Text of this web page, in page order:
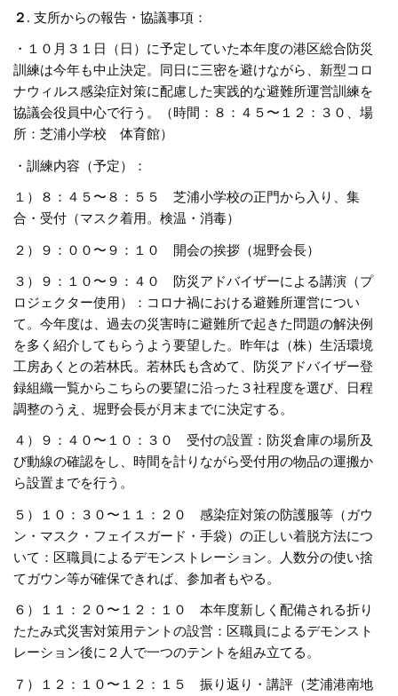
２ . 支所からの報告・協議事項：
・１０月３１日（日）に予定していた本年度の港区総合防災
訓練は今年も中止決定。同日に三密を避けながら、新型コロ
ナウィルス感染症対策に配慮した実践的な避難所運営訓練を
協議会役員中心で行う。（時間：８：４５〜１２：３０、場
所：芝浦小学校 体育館）
・訓練内容（予定）：
１）８：４５〜８：５５ 芝浦小学校の正門から入り、集
合・受付（マスク着用。検温・消毒）
２）９：００〜９：１０ 開会の挨拶（堀野会長）
３）９：１０〜９：４０ 防災アドバイザーによる講演（プ
ロジェクター使用）：コロナ禍における避難所運営につい
て。今年度は、過去の災害時に避難所で起きた問題の解決例
を多く紹介してもらうよう要望した。昨年は（株）生活環境
工房あくとの若林氏。若林氏も含めて、防災アドバイザー登
録組織一覧からこちらの要望に沿った３社程度を選び、日程
調整のうえ、堀野会長が月末までに決定する。
４）９：４０〜１０：３０ 受付の設置：防災倉庫の場所及
び動線の確認をし、時間を計りながら受付用の物品の運搬か
ら設置までを行う。
５）１０：３０〜１１：２０ 感染症対策の防護服等（ガウ
ン・マスク・フェイスガード・手袋）の正しい着脱方法につ
いて：区職員によるデモンストレーション。人数分の使い捨
てガウン等が確保できれば、参加者もやる。
６）１１：２０〜１２：１０ 本年度新しく配備される折り
たたみ式災害対策用テントの設営：区職員によるデモンスト
レーション後に２人で一つのテントを組み立てる。
７）１２：１０〜１２：１５ 振り返り・講評（芝浦港南地